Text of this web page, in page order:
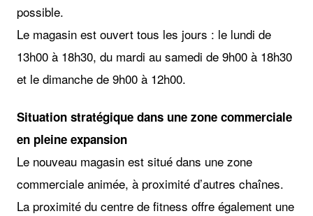
possible.
Le magasin est ouvert tous les jours : le lundi de
13h00 à 18h30, du mardi au samedi de 9h00 à 18h30
et le dimanche de 9h00 à 12h00.
Situation stratégique dans une zone commerciale
en pleine expansion
Le nouveau magasin est situé dans une zone
commerciale animée, à proximité d’autres chaînes.
La proximité du centre de fitness offre également une